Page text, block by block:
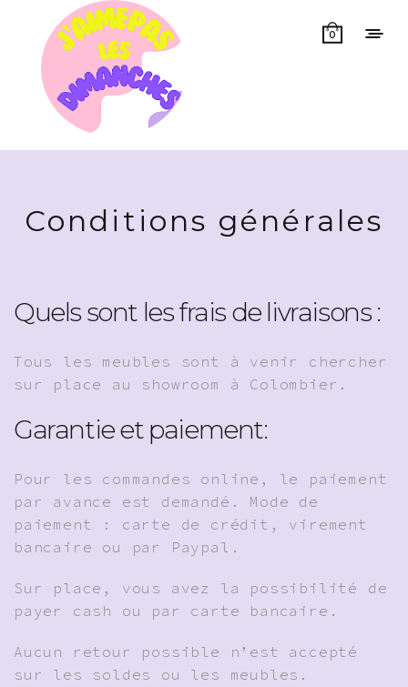
0
Conditions générales
Quels sont les frais de livraisons :
Tous les meubles sont à venir chercher
sur place au showroom à Colombier.
Garantie et paiement:
Pour les commandes online, le paiement
par avance est demandé. Mode de
paiement : carte de crédit, virement
bancaire ou par Paypal.
Sur place, vous avez la possibilité de
payer cash ou par carte bancaire.
Aucun retour possible n’est accepté
sur les soldes ou les meubles.